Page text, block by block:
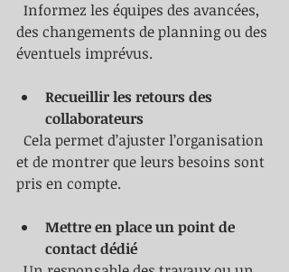
des changements de planning ou des
éventuels imprévus.
Recueillir les retours des
collaborateurs
et de montrer que leurs besoins sont
pris en compte.
Mettre en place un point de
contact dédié